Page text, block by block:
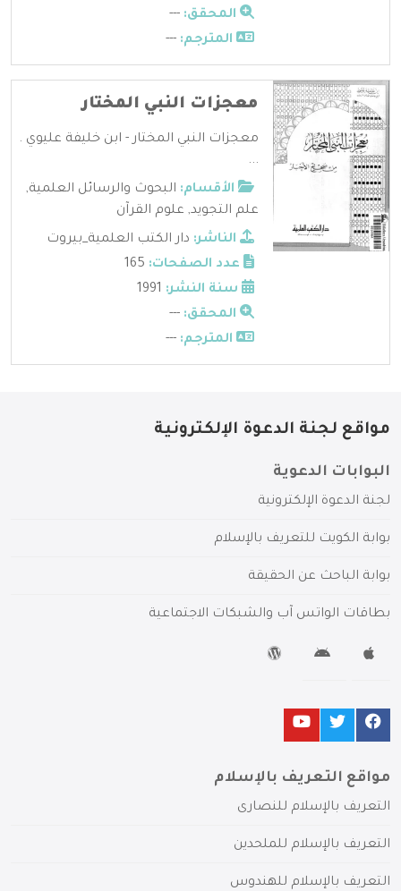
المحقق: ---
المترجم: ---
معجزات النبي المختار
معجزات النبي المختار - ابن خليفة عليوي .
...
الأقسام: البحوث والرسائل العلمية,
علم التجويد, علوم القرآن
الناشر: دار الكتب العلمية_بيروت
عدد الصفحات:
سنة النشر:
المحقق: ---
المترجم: ---
مواقع لجنة الدعوة الإلكترونية
البوابات الدعوية
لجنة الدعوة الإلكترونية
بوابة الكويت للتعريف بالإسلام
بوابة الباحث عن الحقيقة
بطاقات الواتس آب والشبكات الاجتماعية
مواقع التعريف بالإسلام
التعريف بالإسلام للنصارى
التعريف بالإسلام للملحدين
التعريف بالإسلام للهندوس